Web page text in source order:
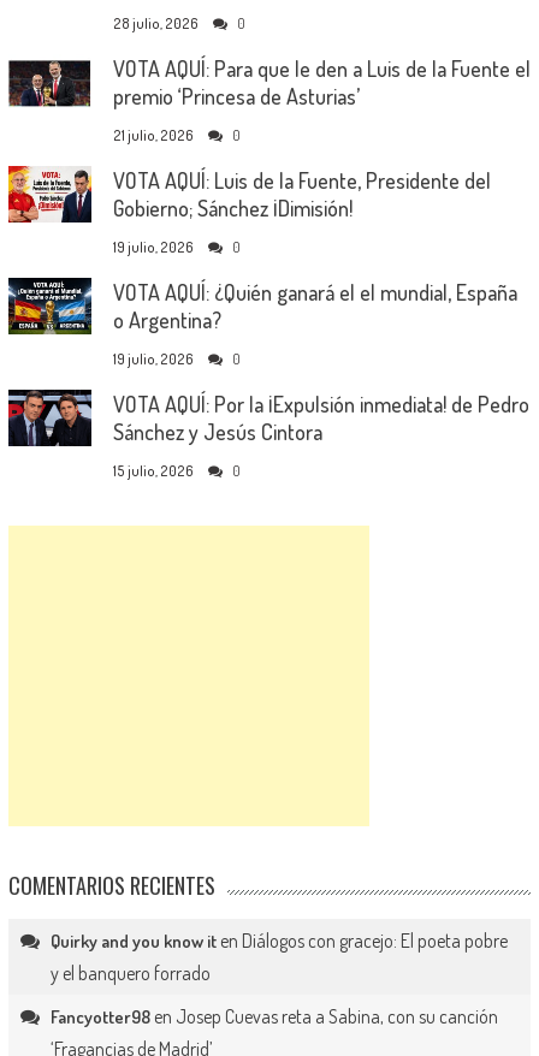
28 julio, 2026 0
VOTA AQUÍ: Para que le den a Luis de la Fuente el
premio ‘Princesa de Asturias’
21 julio, 2026 0
VOTA AQUÍ: Luis de la Fuente, Presidente del
Gobierno; Sánchez ¡Dimisión!
19 julio, 2026 0
VOTA AQUÍ: ¿Quién ganará el el mundial, España
o Argentina?
19 julio, 2026 0
VOTA AQUÍ: Por la ¡Expulsión inmediata! de Pedro
Sánchez y Jesús Cintora
15 julio, 2026 0
COMENTARIOS RECIENTES
Quirky and you know iten Diálogos con gracejo: El poeta pobre
y el banquero forrado
Fancyotter98en Josep Cuevas reta a Sabina, con su canción
‘Fragancias de Madrid’